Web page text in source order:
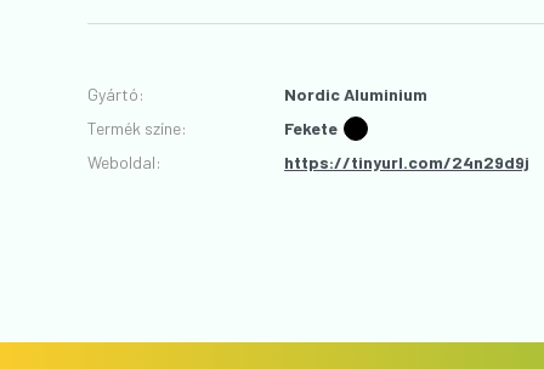
Gyártó:
Nordic Aluminium
Termék színe:
Fekete
Weboldal:
https://tinyurl.com/24n29d9j